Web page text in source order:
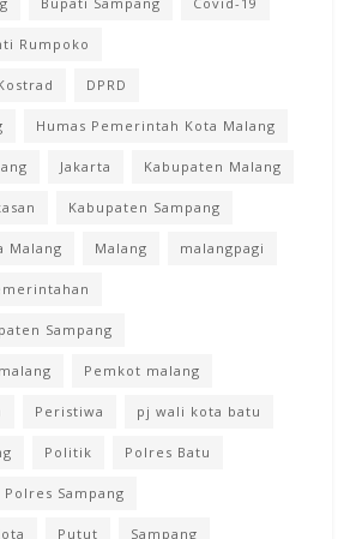
Rumpoko
DPRD
Humas Pemerintah Kota Malang
Jakarta Kabupaten Malang
Kabupaten Sampang
Malang Malang malangpagi
Sampang
Pemkot malang
Peristiwa pj wali kota batu
Politik Polres Batu
Polres Sampang
Putut Sampang